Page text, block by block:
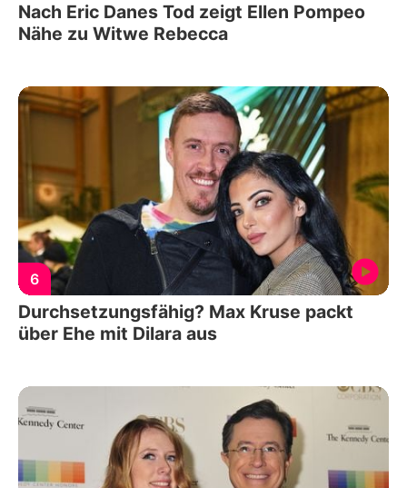
Nach Eric Danes Tod zeigt Ellen Pompeo
Nähe zu Witwe Rebecca
6
Durchsetzungsfähig? Max Kruse packt
über Ehe mit Dilara aus